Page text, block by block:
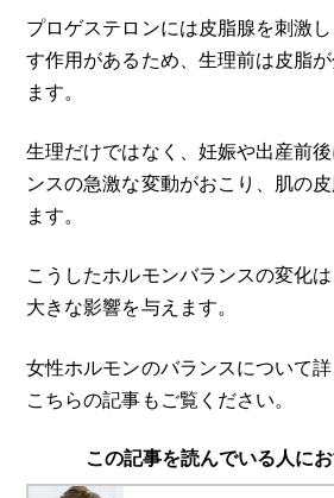
プロゲステロンには皮脂腺を刺激
す作用があるため、生理前は皮脂
ます。
生理だけではなく、妊娠や出産前
ンスの急激な変動がおこり、肌の
ます。
こうしたホルモンバランスの変化
大きな影響を与えます。
女性ホルモンのバランスについて詳
こちらの記事もご覧ください。
この記事を読んでいる人に